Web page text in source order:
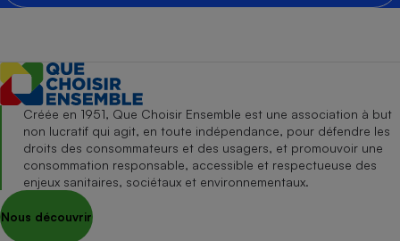
Créée en 1951, Que Choisir Ensemble est une association à but
non lucratif qui agit, en toute indépendance, pour défendre les
droits des consommateurs et des usagers, et promouvoir une
consommation responsable, accessible et respectueuse des
enjeux sanitaires, sociétaux et environnementaux.
Nous découvrir